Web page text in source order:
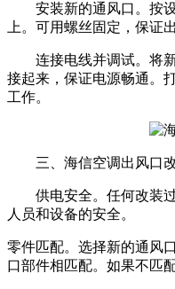
安装新的通风口。按设
上。可用螺丝固定，保证
连接电线并调试。将新
接起来，保证电源畅通。
工作。
三、海信空调出风口改
供电安全。任何改装过
人员和设备的安全。
零件匹配。选择新的通风
口部件相匹配。如果不匹